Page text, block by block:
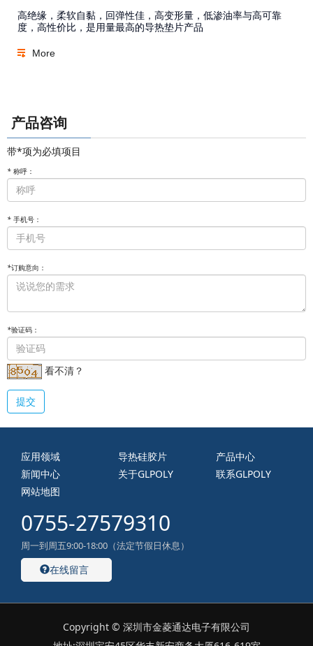
高绝缘，柔软自黏，回弹性佳，高变形量，低渗油率与高可靠
度，高性价比，是用量最高的导热垫片产品
More
产品咨询
带*项为必填项目
* 称呼：
* 手机号：
*订购意向：
*验证码：
看不清？
提交
应用领域 导热硅胶片
产品中心
新闻中心
关于GLPOLY
联系GLPOLY
网站地图
0755-27579310
周一到周五9:00-18:00（法定节假日休息）
在线留言
Copyright © 深圳市金菱通达电子有限公司